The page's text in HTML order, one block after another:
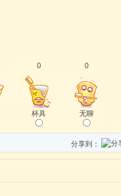
0
杯具
0
无聊
分享到：